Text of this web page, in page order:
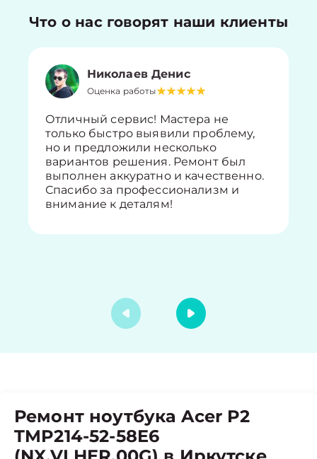
Что о нас говорят наши клиенты
Николаев Денис
Оценка работы
Отличный сервис! Мастера не
только быстро выявили проблему,
но и предложили несколько
вариантов решения. Ремонт был
выполнен аккуратно и качественно.
Спасибо за профессионализм и
внимание к деталям!
Ремонт ноутбука Acer P2
TMP214-52-58E6